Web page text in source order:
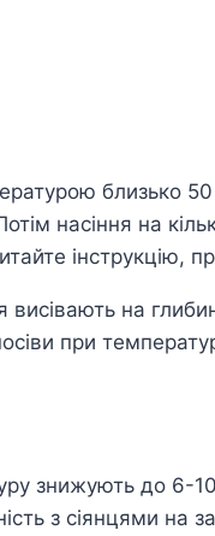
близько
насіння на
інструкцію,
на
при
знижують до 6-
з сіянцями на